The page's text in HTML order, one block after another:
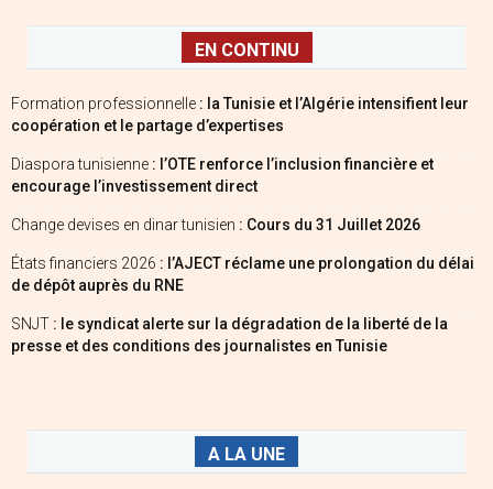
EN CONTINU
Formation professionnelle : la Tunisie et l’Algérie intensifient leur
coopération et le partage d’expertises
Diaspora tunisienne : l’OTE renforce l’inclusion financière et
encourage l’investissement direct
Change devises en dinar tunisien : Cours du 31 Juillet 2026
États financiers 2026 : l’AJECT réclame une prolongation du délai
de dépôt auprès du RNE
SNJT : le syndicat alerte sur la dégradation de la liberté de la
presse et des conditions des journalistes en Tunisie
A LA UNE